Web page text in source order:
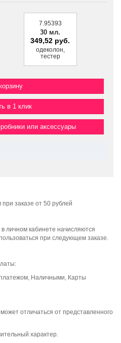
7.95393
30 мл.
349,52 руб.
одеколон,
тестер
в 1 клик
или аксессуары
заказе от 50 рублей
личном кабинете начисляются
при следующем заказе.
Наличными, Карты
отличаться от представленного
характер.